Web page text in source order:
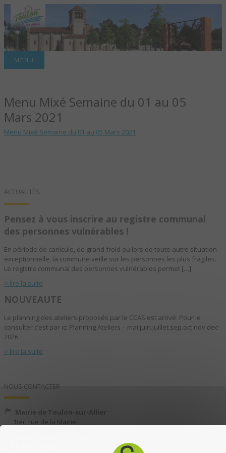
TOULON-SUR-
ALLIER – SITE
OFFICIEL DE LA
MENU
Menu Mixé Semaine du 01 au 05
Mars 2021
Menu Mixé Semaine du 01 au 05 Mars 2021
ACTUALITÉS
Pensez à vous inscrire au registre communal
des personnes vulnérables !
En période de canicule, de grand froid ou lors de toute autre situation
exceptionnelle, la commune veille sur les personnes les plus fragiles.
Le registre communal des personnes vulnérables permet […]
> lire la suite
NOUVEAUTE
Le planning des ateliers proposés par le CCAS est arrivé. Pour le
consulter c’est par ici Planning Ateliers – mai.juin.juillet.sep.oct.nov.dec-
2026
> lire la suite
NOUS CONTACTER
Mairie de Toulon-sur-Allier
1ter, rue de la Mairie